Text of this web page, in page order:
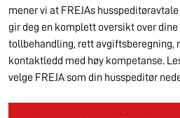
mener vi at FREJAs
gir deg en komplett oversikt over
tollbehandling, rett avgiftsberegning,
kontaktledd med høy kompetanse.
velge FREJA som din husspeditør